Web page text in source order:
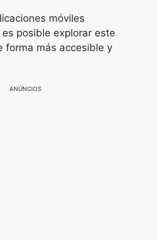
móviles
posible explorar este
forma más accesible y
ANÚNCIOS